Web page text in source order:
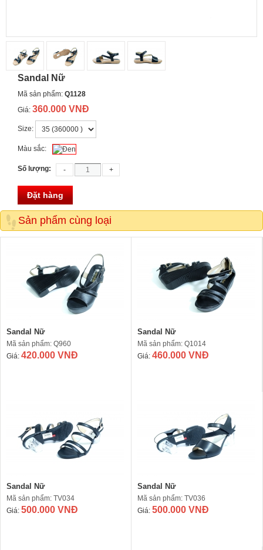
Sandal Nữ
Mã sản phẩm: Q1128
Giá: 360.000 VNĐ
Size:
Màu sắc:
Số lượng:
Đặt hàng
Sản phẩm cùng loại
Sandal Nữ
Mã sản phẩm: Q960
Giá: 420.000 VNĐ
Sandal Nữ
Mã sản phẩm: Q1014
Giá: 460.000 VNĐ
Sandal Nữ
Mã sản phẩm: TV034
Giá: 500.000 VNĐ
Sandal Nữ
Mã sản phẩm: TV036
Giá: 500.000 VNĐ